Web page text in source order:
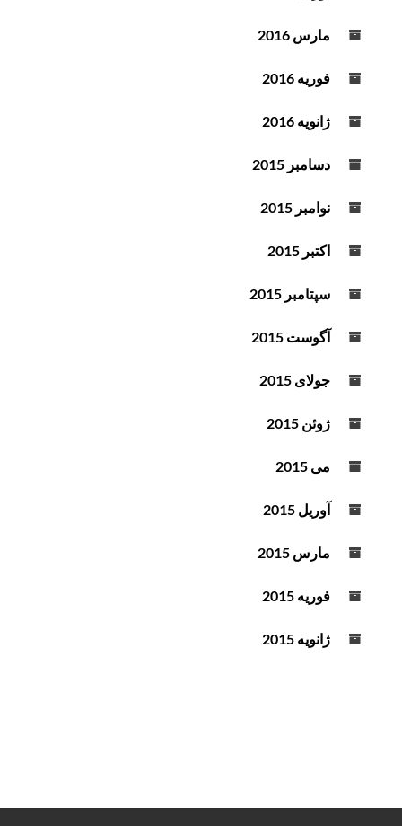
مارس 2016
فوریه 2016
ژانویه 2016
دسامبر 2015
نوامبر 2015
اکتبر 2015
سپتامبر 2015
آگوست 2015
جولای 2015
ژوئن 2015
می 2015
آوریل 2015
مارس 2015
فوریه 2015
ژانویه 2015